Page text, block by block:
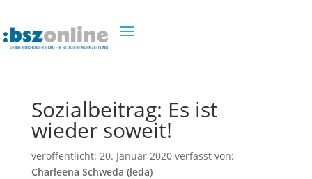
Sozialbeitrag: Es ist
wieder soweit!
veröffentlicht: 20. Januar 2020verfasst von:
Charleena Schweda (leda)